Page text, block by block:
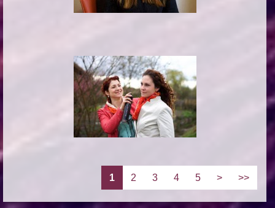
1 2 3 4 5 > >>